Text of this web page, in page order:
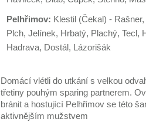
Pelhřimov: Klestil (Čekal) -
Plch, Jelínek, Hrbatý, Plachý, Tecl,
Hadrava, Dostál, Lázorišák
Domácí vlétli do utkání s velkou
třetiny pouhým sparing partnerem.
bránit a hostující Pelhřimov se této
aktivnějším mužstvem